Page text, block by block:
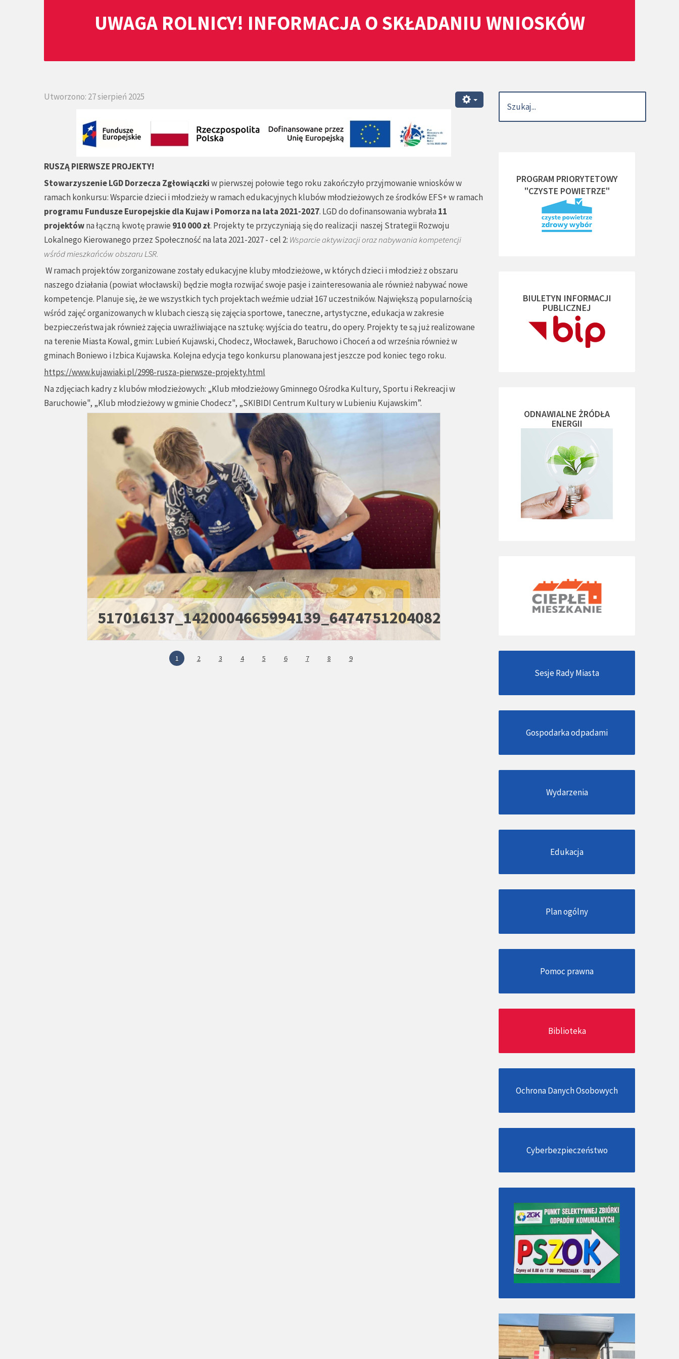
UWAGA ROLNICY! INFORMACJA O SKŁADANIU WNIOSKÓW
Utworzono: 27 sierpień 2025
RUSZĄ PIERWSZE PROJEKTY!
Stowarzyszenie LGD Dorzecza Zgłowiączkiw pierwszej połowie tego roku zakończyło przyjmowanie wniosków w
ramach konkursu: Wsparcie dzieci i młodzieży w ramach edukacyjnych klubów młodzieżowych ze środków EFS+ w ramach
programu Fundusze Europejskie dla Kujaw i Pomorza na lata 2021-2027. LGD do dofinansowania wybrała 11
projektówna łączną kwotę prawie 910 000 zł. Projekty te przyczyniają się do realizacji naszej Strategii Rozwoju
Lokalnego Kierowanego przez Społeczność na lata 2021-2027 - cel 2: Wsparcie aktywizacji oraz nabywania kompetencji
wśród mieszkańców obszaru LSR.
W ramach projektów zorganizowane zostały edukacyjne kluby młodzieżowe, w których dzieci i młodzież z obszaru
naszego działania (powiat włocławski) będzie mogła rozwijać swoje pasje i zainteresowania ale również nabywać nowe
kompetencje. Planuje się, że we wszystkich tych projektach weźmie udział 167 uczestników. Największą popularnością
wśród zajęć organizowanych w klubach cieszą się zajęcia sportowe, taneczne, artystyczne, edukacja w zakresie
bezpieczeństwa jak również zajęcia uwrażliwiające na sztukę: wyjścia do teatru, do opery. Projekty te są już realizowane
na terenie Miasta Kowal, gmin: Lubień Kujawski, Chodecz, Włocławek, Baruchowo i Choceń a od września również w
gminach Boniewo i Izbica Kujawska. Kolejna edycja tego konkursu planowana jest jeszcze pod koniec tego roku.
https://www.kujawiaki.pl/2998-rusza-pierwsze-projekty.html
Na zdjęciach kadry z klubów młodzieżowych: „Klub młodzieżowy Gminnego Ośrodka Kultury, Sportu i Rekreacji w
Baruchowie", „Klub młodzieżowy w gminie Chodecz", „SKIBIDI Centrum Kultury w Lubieniu Kujawskim”.
517016137_1420004665994139_6474751204082908528_n
1 2 3 4 5 6 7 8 9
PROGRAM PRIORYTETOWY
"CZYSTE POWIETRZE"
BIULETYN INFORMACJI
PUBLICZNEJ
ODNAWIALNE ŻRÓDŁA
ENERGII
Sesje Rady Miasta
Gospodarka odpadami
Wydarzenia
Edukacja
Plan ogólny
Pomoc prawna
Biblioteka
Ochrona Danych Osobowych
Cyberbezpieczeństwo